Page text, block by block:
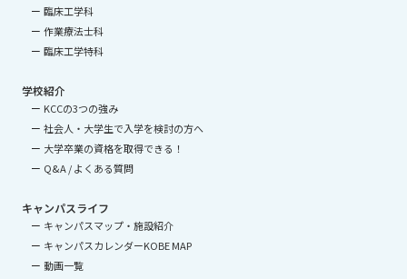
臨床工学科
作業療法士科
臨床工学特科
学校紹介
KCCの3つの強み
社会人・大学生で入学を検討の方へ
大学卒業の資格を取得できる！
Q&A / よくある質問
キャンパスライフ
キャンパスマップ・施設紹介
キャンパスカレンダーKOBE MAP
動画一覧